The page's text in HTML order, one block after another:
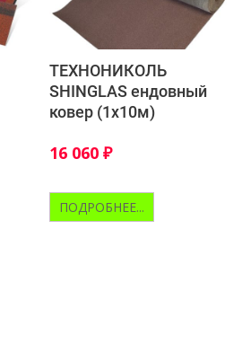
ТЕХНОНИКОЛЬ
SHINGLAS ендовный
ковер (1х10м)
16 060 ₽
ПОДРОБНЕЕ...